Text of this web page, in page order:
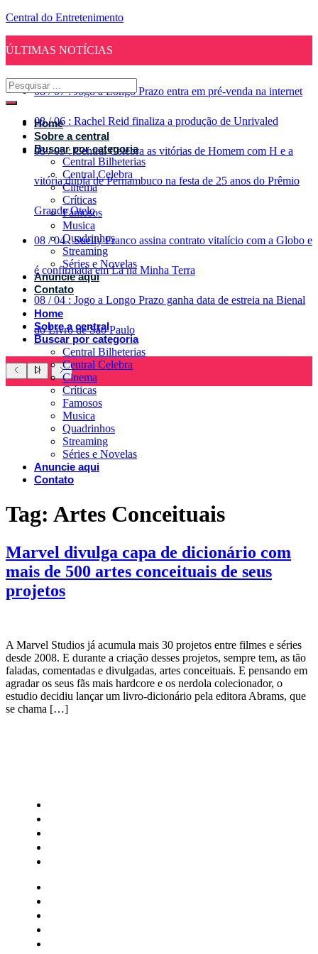
Central do Entretenimento
ÚLTIMAS NOTÍCIAS
08 / 07 : Jogo a Longo Prazo entra em pré-venda na internet
08 / 06 : Rachel Reid finaliza a produção de Unrivaled
08 / 05 : Central Celebra as vitórias de Homem com H e a
vitória dupla de Pernambuco na festa de 25 anos do Prêmio
Grande Otelo
08 / 04 : Suelly Franco assina contrato vitalício com a Globo e
é confirmada em Lá na Minha Terra
08 / 04 : Jogo a Longo Prazo ganha data de estreia na Bienal
do Livro de São Paulo
Home
Sobre a central
Buscar por categoria
Central Bilheterias
Central Celebra
Cinema
Críticas
Famosos
Musica
Quadrinhos
Streaming
Séries e Novelas
Anuncie aqui
Contato
Home
Sobre a central
Buscar por categoria
Central Bilheterias
Central Celebra
Cinema
Críticas
Famosos
Musica
Quadrinhos
Streaming
Séries e Novelas
Anuncie aqui
Contato
Tag: Artes Conceituais
Marvel divulga capa de dicionário com
mais de 500 artes conceituais de seus
projetos
A Marvel Studios já acumula mais 30 projetos entre filmes e séries
desde 2008. E durante a criação desses projetos, sempre tem, as tão
faladas, comentadas e divulgadas, artes conceituais. E pensando em
agradar os seus fãs mais hardcore e os nerdola colecionador, o
estudio decidiu lançar um livro-dicionário pela editora Abrams, que
se chama […]